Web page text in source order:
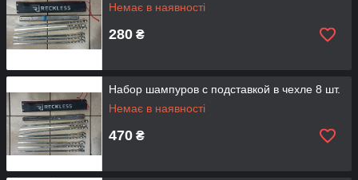
Немає в наявності
280 ₴
Набор шампуров с подставкой в чехле 8 шт.
Немає в наявності
470 ₴